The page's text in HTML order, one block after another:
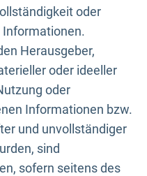
oder
Herausgeber,
oder ideeller
oder
Informationen bzw.
und unvollständiger
sind
sofern seitens des